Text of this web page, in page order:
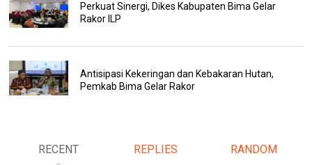
Perkuat Sinergi, Dikes Kabupaten Bima Gelar
Rakor ILP
Antisipasi Kekeringan dan Kebakaran Hutan,
Pemkab Bima Gelar Rakor
RECENT REPLIES RANDOM